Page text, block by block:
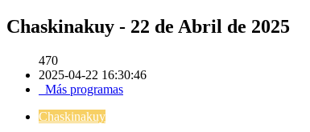
Chaskinakuy - 22 de Abril de 2025
470
2025-04-22 16:30:46
Más programas
Chaskinakuy